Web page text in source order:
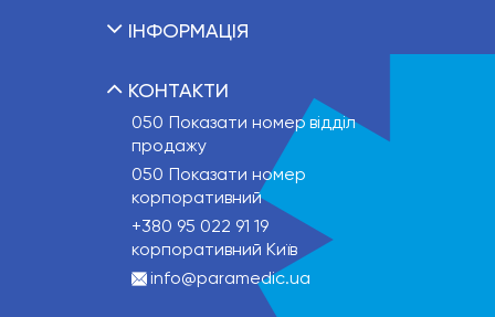
ІНФОРМАЦІЯ
КОНТАКТИ
050 Показати номер відділ
продажу
050 Показати номер
корпоративний
+380 95 022 91 19
корпоративний Київ
info@paramedic.ua